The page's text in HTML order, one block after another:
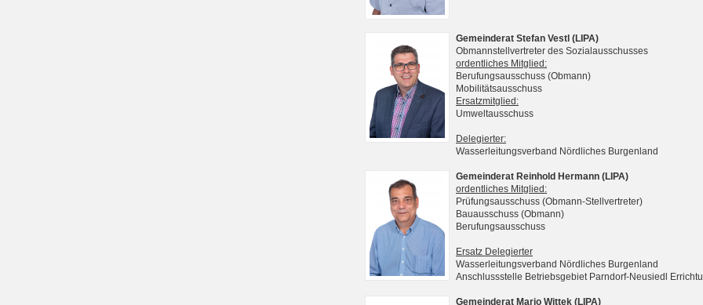
Gemeinderat Stefan Vestl (LIPA)
Obmannstellvertreter des Sozialausschusses
ordentliches Mitglied:
Berufungsausschuss (Obmann)
Mobilitätsausschuss
Ersatzmitglied:
Umweltausschuss
Delegierter:
Wasserleitungsverband Nördliches Burgenland
Gemeinderat Reinhold Hermann (LIPA)
ordentliches Mitglied:
Prüfungsausschuss (Obmann-Stellvertreter)
Bauausschuss (Obmann)
Berufungsausschuss
Ersatz Delegierter
Wasserleitungsverband Nördliches Burgenland
Anschlussstelle Betriebsgebiet Parndorf-Neusiedl
Gemeinderat Mario Wittek (LIPA)